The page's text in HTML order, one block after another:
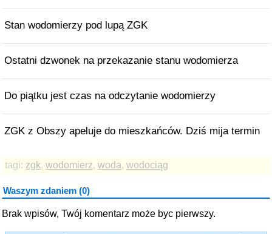
Stan wodomierzy pod lupą ZGK
Ostatni dzwonek na przekazanie stanu wodomierza
Do piątku jest czas na odczytanie wodomierzy
ZGK z Obszy apeluje do mieszkańców. Dziś mija termin
tagi: zgk, wodomierz, woda, wodociąg
Waszym zdaniem (0)
Brak wpisów, Twój komentarz może byc pierwszy.